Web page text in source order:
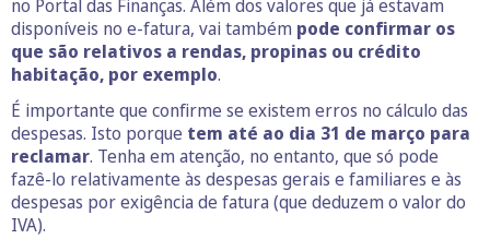
no Portal das Finanças. Além dos valores que já estavam
disponíveis no e-fatura, vai também pode confirmar os
que são relativos a rendas, propinas ou crédito
habitação, por exemplo.
É importante que confirme se existem erros no cálculo das
despesas. Isto porque tem até ao dia 31 de março para
reclamar. Tenha em atenção, no entanto, que só pode
fazê-lo relativamente às despesas gerais e familiares e às
despesas por exigência de fatura (que deduzem o valor do
IVA).